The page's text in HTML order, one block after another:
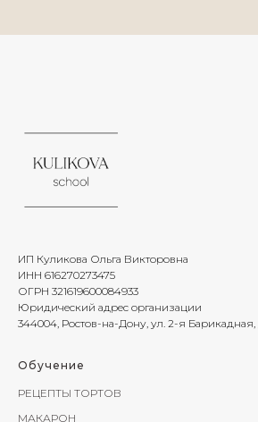
ИП Куликова Ольга Викторовна
ИНН 616270273475
ОГРН 321619600084933
Юридический адрес организации
344004, Ростов-на-Дону, ул. 2-я Барикадная,
Обучение
РЕЦЕПТЫ ТОРТОВ
МАКАРОН